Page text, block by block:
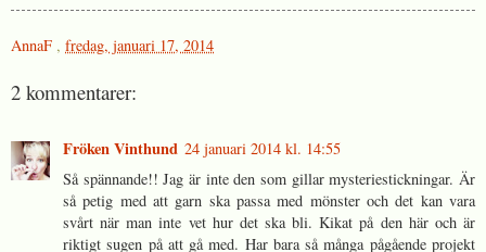
AnnaF , fredag, januari 17, 2014
2 kommentarer:
Fröken Vinthund 24 januari 2014 kl. 14:55
Så spännande!! Jag är inte den som gillar mysteriestickningar. Är
så petig med att garn ska passa med mönster och det kan vara
svårt när man inte vet hur det ska bli. Kikat på den här och är
riktigt sugen på att gå med. Har bara så många pågående projekt